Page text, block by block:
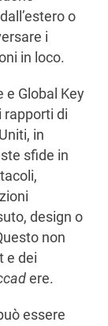
o
i
in loco.
e Global Key
rapporti di
in
sfide in
design o
non
e dei
ere.
essere